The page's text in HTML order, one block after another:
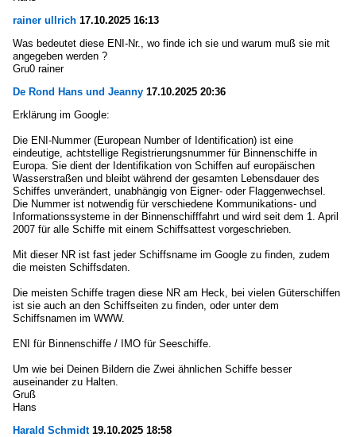
rainer ullrich 17.10.2025 16:13
Was bedeutet diese ENI-Nr., wo finde ich sie und warum muß sie mit
angegeben werden ?
Gru0 rainer
De Rond Hans und Jeanny 17.10.2025 20:36
Erklärung im Google:
Die ENI-Nummer (European Number of Identification) ist eine
eindeutige, achtstellige Registrierungsnummer für Binnenschiffe in
Europa. Sie dient der Identifikation von Schiffen auf europäischen
Wasserstraßen und bleibt während der gesamten Lebensdauer des
Schiffes unverändert, unabhängig von Eigner- oder Flaggenwechsel.
Die Nummer ist notwendig für verschiedene Kommunikations- und
Informationssysteme in der Binnenschifffahrt und wird seit dem 1. April
2007 für alle Schiffe mit einem Schiffsattest vorgeschrieben.
Mit dieser NR ist fast jeder Schiffsname im Google zu finden, zudem
die meisten Schiffsdaten.
Die meisten Schiffe tragen diese NR am Heck, bei vielen Güterschiffen
ist sie auch an den Schiffseiten zu finden, oder unter dem
Schiffsnamen im WWW.
ENI für Binnenschiffe / IMO für Seeschiffe.
Um wie bei Deinen Bildern die Zwei ähnlichen Schiffe besser
auseinander zu Halten.
Gruß
Hans
Harald Schmidt19.10.2025 18:58